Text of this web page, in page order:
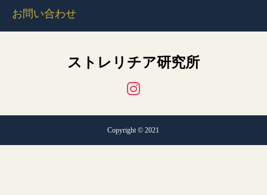
お問い合わせ
ストレリチア研究所
Copyright © 2021